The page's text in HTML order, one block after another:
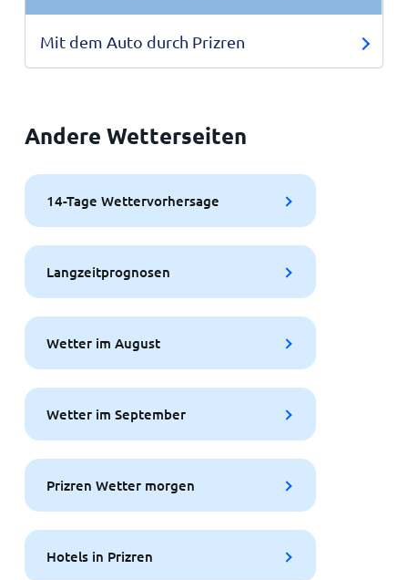
Mit dem Auto durch Prizren
Andere Wetterseiten
14-Tage Wettervorhersage
Langzeitprognosen
Wetter im August
Wetter im September
Prizren Wetter morgen
Hotels in Prizren